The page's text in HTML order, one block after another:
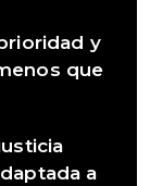
y
que
a